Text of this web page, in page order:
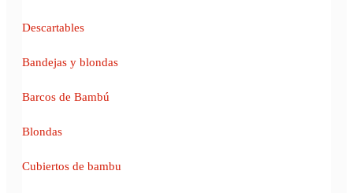
Descartables
Bandejas y blondas
Barcos de Bambú
Blondas
Cubiertos de bambu